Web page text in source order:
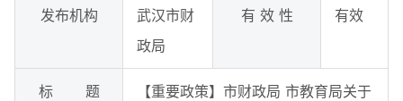
发布机构
武汉市财
政局
有 效 性 有效
标 题
【重要政策】市财政局 市教育局关于